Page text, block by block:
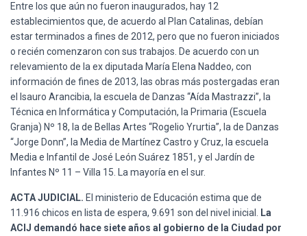
Entre los que aún no fueron inaugurados, hay 12
establecimientos que, de acuerdo al Plan Catalinas, debían
estar terminados a fines de 2012, pero que no fueron iniciados
o recién comenzaron con sus trabajos. De acuerdo con un
relevamiento de la ex diputada María Elena Naddeo, con
información de fines de 2013, las obras más postergadas eran
el Isauro Arancibia, la escuela de Danzas “Aída Mastrazzi”, la
Técnica en Informática y Computación, la Primaria (Escuela
Granja) Nº 18, la de Bellas Artes “Rogelio Yrurtia”, la de Danzas
“Jorge Donn”, la Media de Martínez Castro y Cruz, la escuela
Media e Infantil de José León Suárez 1851, y el Jardín de
Infantes Nº 11 – Villa 15. La mayoría en el sur.
ACTA JUDICIAL. El ministerio de Educación estima que de
11.916 chicos en lista de espera, 9.691 son del nivel inicial.
La
ACIJ demandó hace siete años al gobierno de la Ciudad por